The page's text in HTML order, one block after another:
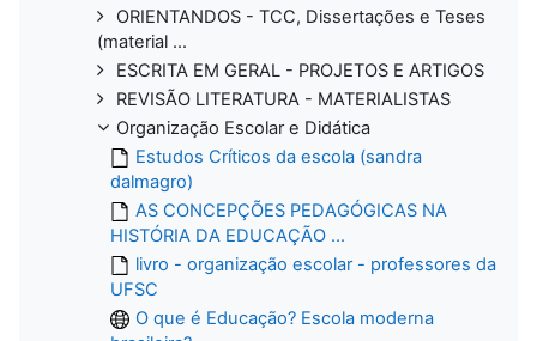
ORIENTANDOS - TCC, Dissertações e Teses
(material ...
ESCRITA EM GERAL - PROJETOS E ARTIGOS
REVISÃO LITERATURA - MATERIALISTAS
Organização Escolar e Didática
Estudos Críticos da escola (sandra
dalmagro)
AS CONCEPÇÕES PEDAGÓGICAS NA
HISTÓRIA DA EDUCAÇÃO ...
livro - organização escolar - professores da
UFSC
O que é Educação? Escola moderna